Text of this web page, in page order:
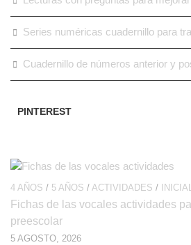
Series numéricas cuadernillo para
Cuadernillo de números anterior y
PINTEREST
4 AÑOS / 5 AÑOS / ACTIVIDADES /
Fichas de las vocales actividades
preescolar
5 AGOSTO, 2026